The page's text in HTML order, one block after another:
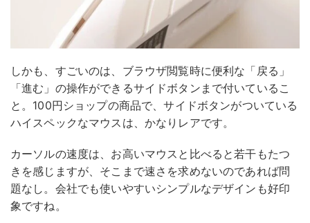
しかも、すごいのは、ブラウザ閲覧時に便利な「戻る」
「進む」の操作ができるサイドボタンまで付いているこ
と。100円ショップの商品で、サイドボタンがついている
ハイスペックなマウスは、かなりレアです。
カーソルの速度は、お高いマウスと比べると若干もたつ
きを感じますが、そこまで速さを求めないのであれば問
題なし。会社でも使いやすいシンプルなデザインも好印
象ですね。